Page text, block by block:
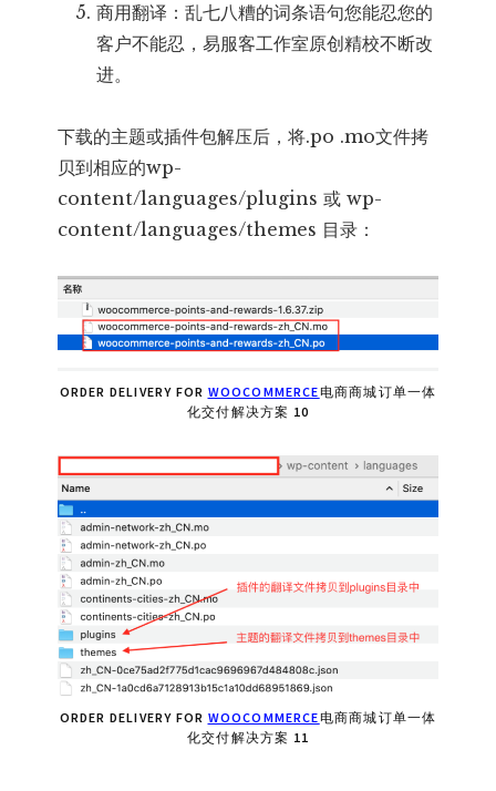
商用翻译：乱七八糟的词条语句您能忍您的
客户不能忍，易服客工作室原创精校不断改
进。
下载的主题或插件包解压后，将.po .mo文件拷
贝到相应的wp-
content/languages/plugins 或 wp-
content/languages/themes 目录：
ORDER DELIVERY FOR WOOCOMMERCE电商商城订单一体
化交付解决方案 10
ORDER DELIVERY FOR WOOCOMMERCE电商商城订单一体
化交付解决方案 11